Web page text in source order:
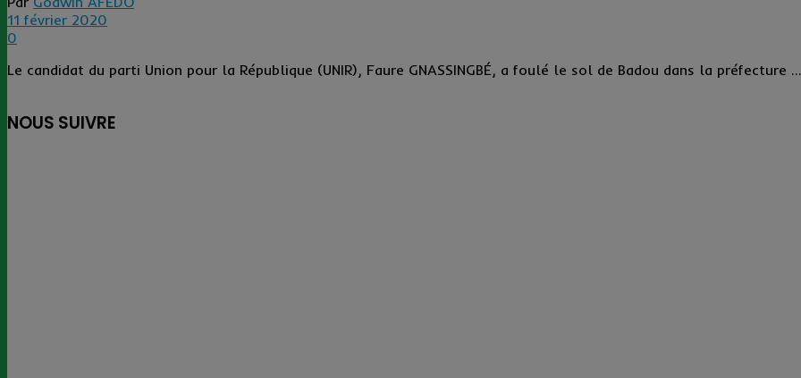
11 février 2020
0
Le candidat du parti Union pour la République (UNIR), Faure GNASSINGBÉ, a foulé le sol de Badou dans la préfecture ...
NOUS SUIVRE